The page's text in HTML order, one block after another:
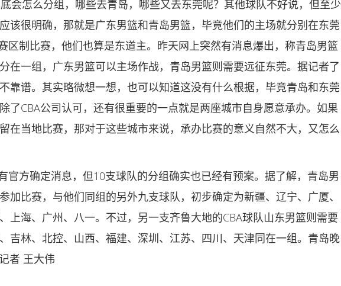
会怎么分组，哪些去青岛，哪些又去东莞呢？其他球队不好说，但至少
该很明确，那就是广东男篮和青岛男篮，毕竟他们的主场就分别在东莞
区制比赛，他们也算是东道主。昨天网上突然有消息爆出，称青岛男篮
在一组，广东男篮可以主场作战，青岛男篮则需要远征东莞。据记者了
靠谱。其实略微想一想，也可以知道这没有什么根据，毕竟青岛和东莞
了CBA公司认可，还有很重要的一点就是两座城市自身愿意承办。如果
在当地比赛，那对于这些城市来说，承办比赛的意义自然不大，又怎么
官方确定消息，但10支球队的分组确实也已经有预案。据了解，青岛男
加比赛，与他们同组的另外九支球队，初步确定为新疆、辽宁、广厦、
上海、广州、八一。不过，另一支齐鲁大地的CBA球队山东男篮则需要
吉林、北控、山西、福建、深圳、江苏、四川、天津同在一组。青岛晚
者 王大伟